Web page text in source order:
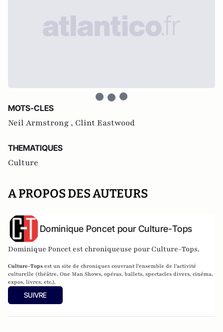
MOTS-CLES
Neil Armstrong , Clint Eastwood
THEMATIQUES
Culture
A PROPOS DES AUTEURS
Dominique Poncet pour Culture-Tops
Dominique Poncet est chroniqueuse pour Culture-Tops.
Culture-Tops est un site de chroniques couvrant l'ensemble de l'activité
culturelle (théâtre, One Man Shows, opéras, ballets, spectacles divers, cinéma,
expos, livres, etc.).
SUIVRE